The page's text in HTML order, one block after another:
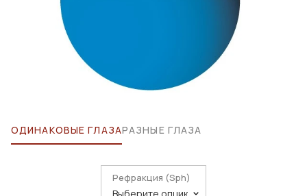
ОДИНАКОВЫЕ ГЛАЗАРАЗНЫЕ ГЛАЗА
Рефракция (Sph)